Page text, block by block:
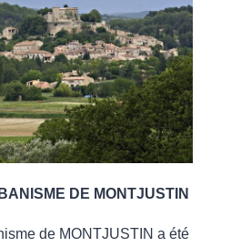
DE MONTJUSTIN
de MONTJUSTIN a été